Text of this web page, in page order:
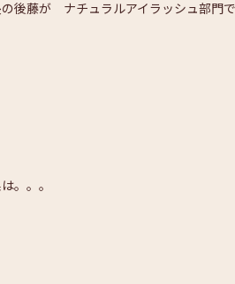
後藤が ナチュラルアイラッシュ部門
。。。